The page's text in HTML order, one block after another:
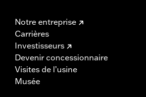
Notre entreprise
Carrières
Investisseurs
Devenir concessionnaire
Visites de l’usine
Musée